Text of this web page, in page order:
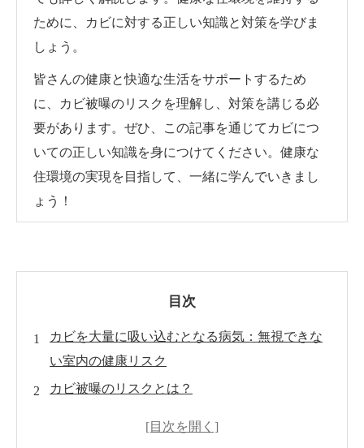
ために、カビに対する正しい知識と対策を学びま
しょう。
皆さんの健康と快適な生活をサポートするため
に、カビ被曝のリスクを理解し、対策を講じる必
要があります。ぜひ、この記事を通じてカビにつ
いての正しい知識を身につけてください。健康な
住環境の実現を目指して、一緒に学んでいきまし
ょう！
目次
カビを大量に吸い込むとなる病気：無視できな
い室内の健康リスク
カビ被曝のリスクとは？